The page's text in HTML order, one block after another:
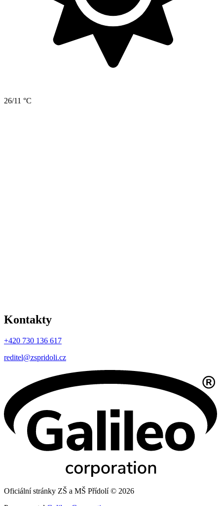
26/11 °C
Kontakty
+420 730 136 617
reditel@zspridoli.cz
Oficiální stránky ZŠ a MŠ Přídolí © 2026